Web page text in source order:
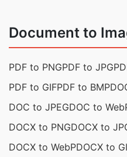
Document to
PDF to PNGPDF to JPG
PDF to GIFPDF to BMP
DOC to JPEGDOC to
DOCX to PNGDOCX to
DOCX to WebPDOCX to